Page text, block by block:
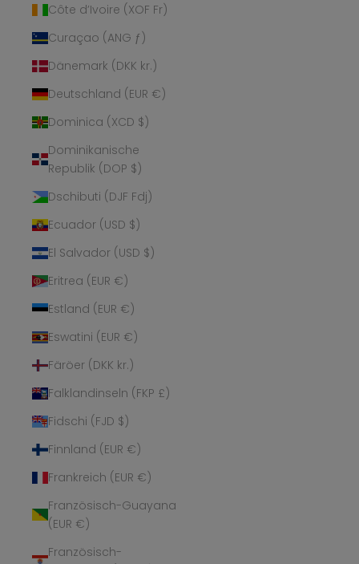
Côte d’Ivoire (XOF Fr)
Curaçao (ANG ƒ)
Dänemark (DKK kr.)
Deutschland (EUR €)
Dominica (XCD $)
Dominikanische
Republik (DOP $)
Dschibuti (DJF Fdj)
Ecuador (USD $)
El Salvador (USD $)
Eritrea (EUR €)
Estland (EUR €)
Eswatini (EUR €)
Färöer (DKK kr.)
Falklandinseln (FKP £)
Fidschi (FJD $)
Finnland (EUR €)
Frankreich (EUR €)
Französisch-Guayana
(EUR €)
Französisch-